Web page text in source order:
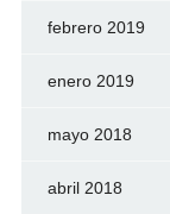
febrero 2019
enero 2019
mayo 2018
abril 2018